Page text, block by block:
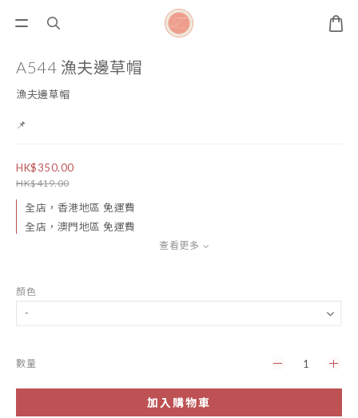
A544 漁夫邊草帽
漁夫邊草帽
📌
HK$350.00
HK$419.00
全店，香港地區 免運費
全店，澳門地區 免運費
查看更多
顏色
數量
加入購物車